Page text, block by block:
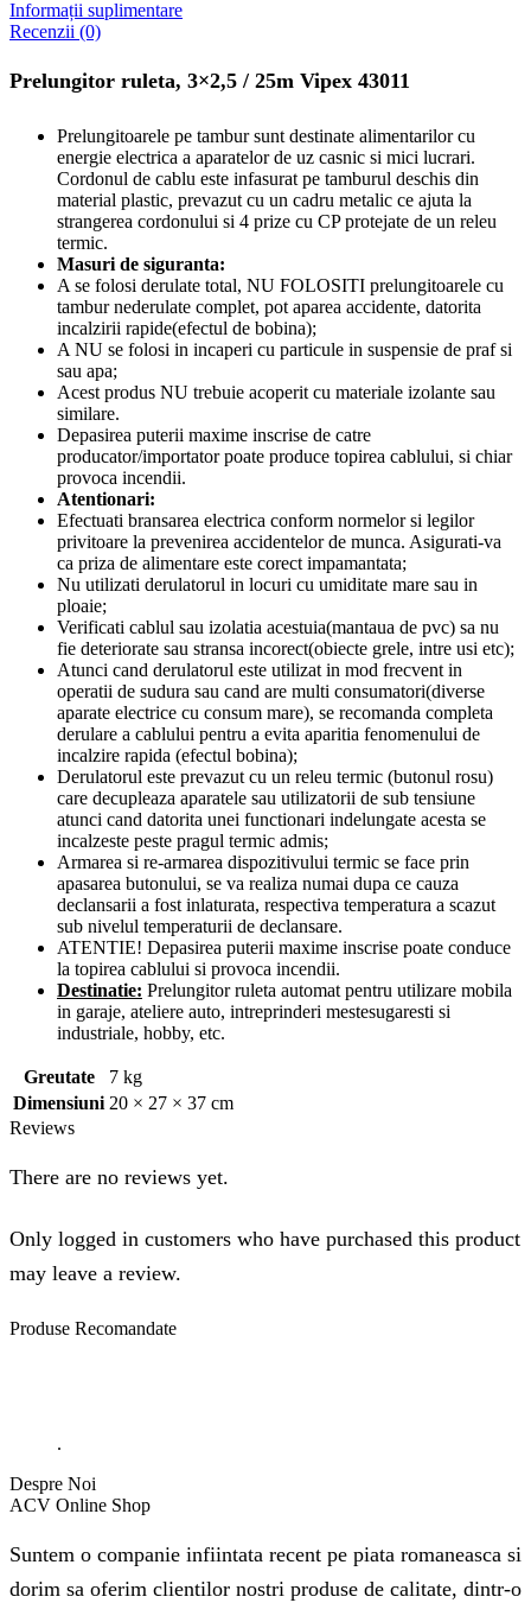
Informații suplimentare
Recenzii (0)
Prelungitor ruleta, 3×2,5 / 25m Vipex 43011
Prelungitoarele pe tambur sunt destinate alimentarilor cu
energie electrica a aparatelor de uz casnic si mici lucrari.
Cordonul de cablu este infasurat pe tamburul deschis din
material plastic, prevazut cu un cadru metalic ce ajuta la
strangerea cordonului si 4 prize cu CP protejate de un releu
termic.
Masuri de siguranta:
A se folosi derulate total, NU FOLOSITI prelungitoarele cu
tambur nederulate complet, pot aparea accidente, datorita
incalzirii rapide(efectul de bobina);
A NU se folosi in incaperi cu particule in suspensie de praf si
sau apa;
Acest produs NU trebuie acoperit cu materiale izolante sau
similare.
Depasirea puterii maxime inscrise de catre
producator/importator poate produce topirea cablului, si chiar
provoca incendii.
Atentionari:
Efectuati bransarea electrica conform normelor si legilor
privitoare la prevenirea accidentelor de munca. Asigurati-va
ca priza de alimentare este corect impamantata;
Nu utilizati derulatorul in locuri cu umiditate mare sau in
ploaie;
Verificati cablul sau izolatia acestuia(mantaua de pvc) sa nu
fie deteriorate sau stransa incorect(obiecte grele, intre usi etc);
Atunci cand derulatorul este utilizat in mod frecvent in
operatii de sudura sau cand are multi consumatori(diverse
aparate electrice cu consum mare), se recomanda completa
derulare a cablului pentru a evita aparitia fenomenului de
incalzire rapida (efectul bobina);
Derulatorul este prevazut cu un releu termic (butonul rosu)
care decupleaza aparatele sau utilizatorii de sub tensiune
atunci cand datorita unei functionari indelungate acesta se
incalzeste peste pragul termic admis;
Armarea si re-armarea dispozitivului termic se face prin
apasarea butonului, se va realiza numai dupa ce cauza
declansarii a fost inlaturata, respectiva temperatura a scazut
sub nivelul temperaturii de declansare.
ATENTIE! Depasirea puterii maxime inscrise poate conduce
la topirea cablului si provoca incendii.
Destinatie: Prelungitor ruleta automat pentru utilizare mobila
in garaje, ateliere auto, intreprinderi mestesugaresti si
industriale, hobby, etc.
Greutate
7 kg
Dimensiuni 20 × 27 × 37 cm
Reviews
There are no reviews yet.
Only logged in customers who have purchased this product
may leave a review.
Produse Recomandate
.
Despre Noi
ACV Online Shop
Suntem o companie infiintata recent pe piata romaneasca si
dorim sa oferim clientilor nostri produse de calitate, dintr-o